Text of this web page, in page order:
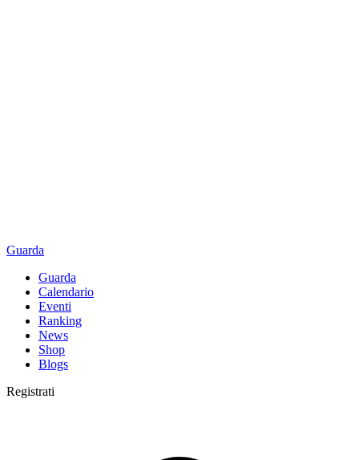
Guarda
Guarda
Calendario
Eventi
Ranking
News
Shop
Blogs
Registrati